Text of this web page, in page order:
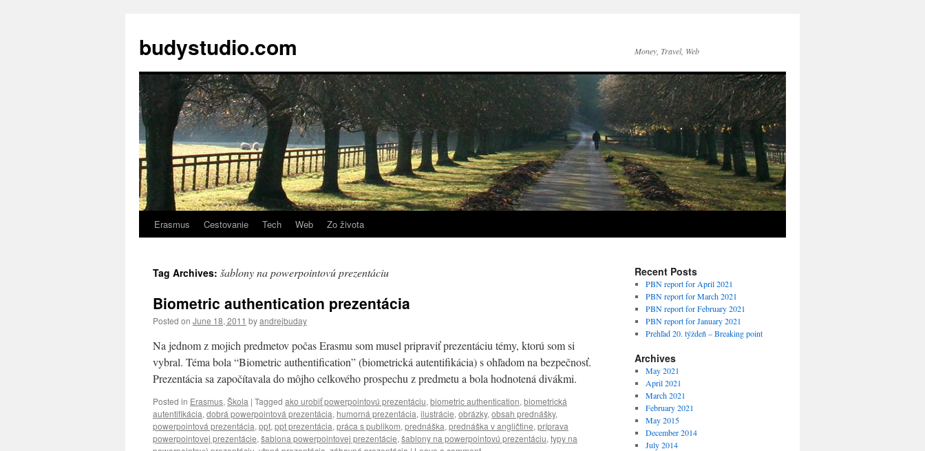
budystudio.com Money, Travel, Web
Skip
content
Erasmus Cestovanie Tech Web Zo života
Tag Archives: šablony na powerpointovú prezentáciu
Biometric authentication prezentácia
Posted on June 18, 2011 byandrejbuday
Na jednom z mojich predmetov počas Erasmu som musel pripraviť prezentáciu témy, ktorú som si
vybral. Téma bola “Biometric authentification” (biometrická autentifikácia) s ohľadom na bezpečnosť.
Prezentácia sa započítavala do môjho celkového prospechu z predmetu a bola hodnotená divákmi.
Posted in Erasmus, Škola | Tagged ako urobiť powerpointovú prezentáciu, biometric authentication, biometrická
autentifikácia, dobrá powerpointová prezentácia, humorná prezentácia, ilustrácie, obrázky, obsah prednášky,
powerpointová prezentácia, ppt, ppt prezentácia, práca s publikom, prednáška, prednáška v angličtine, príprava
powerpointovej prezentácie, šablona powerpointovej prezentácie, šablony na powerpointovú prezentáciu, typy na
Recent Posts
PBN report for April 2021
PBN report for March 2021
PBN report for February 2021
PBN report for January 2021
Prehľad 20. týždeň – Breaking point
Archives
May 2021
April 2021
March 2021
February 2021
May 2015
December 2014
July 2014